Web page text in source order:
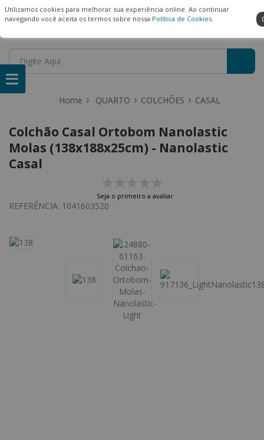
Utilizamos cookies para melhorar sua experiência online. Ao continuar
navegando você aceita os termos sobre nossa Política de Cookies.
(22) 99909-3407 Ambiente Seguro
QUARTO COLCHÕES CASAL
Colchão Casal Ortobom Nanolastic
Molas (138x188x25cm) - Nanolastic
Casal
Seja o primeiro a avaliar
REFERÊNCIA: 1041603520